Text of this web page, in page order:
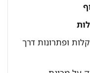
ופתרונות דרך